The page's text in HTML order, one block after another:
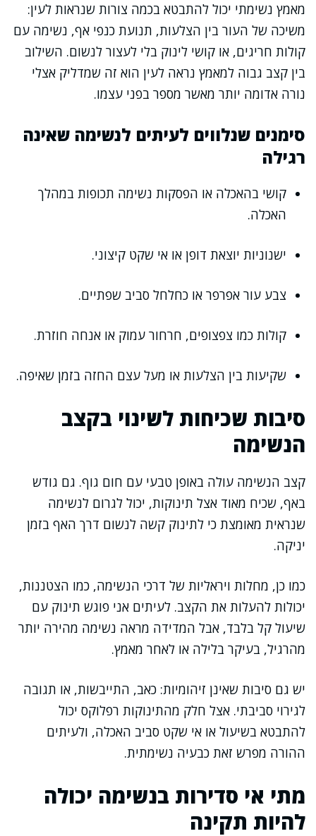
מאמץ נשימתי יכול להתבטא בכמה צורות שנראות לעין:
משיכה של העור בין הצלעות, תנועת כנפי אף, נשימה עם
קולות חריגים, או קושי לינוק בלי לעצור לנשום. השילוב
בין קצב גבוה למאמץ נראה לעין הוא זה שמדליק אצלי
נורה אדומה יותר מאשר מספר בפני עצמו.
סימנים שנלווים לעיתים לנשימה שאינה
רגילה
קושי בהאכלה או הפסקות נשימה תכופות במהלך
האכלה.
ישנוניות יוצאת דופן או אי שקט קיצוני.
צבע עור אפרפר או כחלחל סביב שפתיים.
קולות כמו צפצופים, חרחור עמוק או אנחה חוזרת.
שקיעות בין הצלעות או מעל עצם החזה בזמן שאיפה.
סיבות שכיחות לשינוי בקצב
הנשימה
קצב הנשימה עולה באופן טבעי עם חום גוף. גם גודש
באף, שכיח מאוד אצל תינוקות, יכול לגרום לנשימה
שנראית מאומצת כי לתינוק קשה לנשום דרך האף בזמן
יניקה.
כמו כן, מחלות ויראליות של דרכי הנשימה, כמו הצטננות,
יכולות להעלות את הקצב. לעיתים אני פוגש תינוק עם
שיעול קל בלבד, אבל המדידה מראה נשימה מהירה יותר
מהרגיל, בעיקר בלילה או לאחר מאמץ.
יש גם סיבות שאינן זיהומיות: כאב, התייבשות, או תגובה
לגירוי סביבתי. אצל חלק מהתינוקות רפלוקס יכול
להתבטא בשיעול או אי שקט סביב האכלה, ולעיתים
ההורה מפרש זאת כבעיה נשימתית.
מתי אי סדירות בנשימה יכולה
להיות תקינה